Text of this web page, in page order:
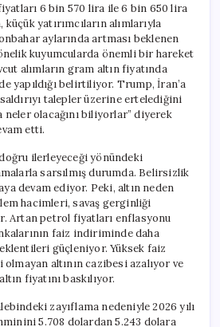
6 bin 570 lira ile 6 bin 650 lira
yatırımcıların alımlarıyla
aylarında artması beklenen
kuyumcularda önemli bir hareket
alımların gram altın fiyatında
yapıldığı belirtiliyor. Trump, İran’a
talepler üzerine ertelediğini
neler olacağını biliyorlar” diyerek
etti.
ilerleyeceği yönündeki
sarsılmış durumda. Belirsizlik
devam ediyor. Peki, altın neden
hacimleri, savaş gerginliği
Artan petrol fiyatları enflasyonu
faiz indiriminde daha
güçleniyor. Yüksek faiz
altının cazibesi azalıyor ve
fiyatını baskılıyor.
zayıflama nedeniyle 2026 yılı
5.708 dolardan 5.243 dolara